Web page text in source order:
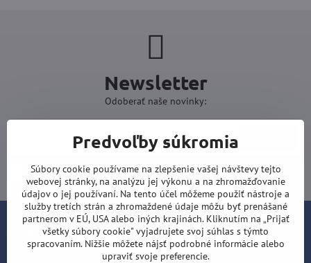
Newsletter
Odoberať naše novinky:
Chcem sa prihlásiť k odberu noviniek e-mailom
Kontakt
Predvoľby súkromia
Súbory cookie používame na zlepšenie vašej návštevy tejto
webovej stránky, na analýzu jej výkonu a na zhromažďovanie
údajov o jej používaní. Na tento účel môžeme použiť nástroje a
služby tretích strán a zhromaždené údaje môžu byť prenášané
partnerom v EÚ, USA alebo iných krajinách. Kliknutím na „Prijať
všetky súbory cookie" vyjadrujete svoj súhlas s týmto
spracovaním. Nižšie môžete nájsť podrobné informácie alebo
upraviť svoje preferencie.